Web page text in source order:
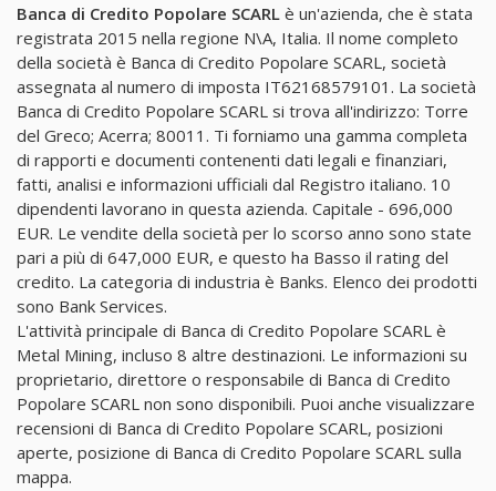
Banca di Credito Popolare SCARL è un'azienda, che è stata
registrata 2015 nella regione N\A, Italia. Il nome completo
della società è Banca di Credito Popolare SCARL, società
assegnata al numero di imposta IT62168579101. La società
Banca di Credito Popolare SCARL si trova all'indirizzo: Torre
del Greco; Acerra; 80011. Ti forniamo una gamma completa
di rapporti e documenti contenenti dati legali e finanziari,
fatti, analisi e informazioni ufficiali dal Registro italiano. 10
dipendenti lavorano in questa azienda. Capitale - 696,000
EUR. Le vendite della società per lo scorso anno sono state
pari a più di 647,000 EUR, e questo ha Basso il rating del
credito. La categoria di industria è Banks. Elenco dei prodotti
sono Bank Services.
L'attività principale di Banca di Credito Popolare SCARL è
Metal Mining, incluso 8 altre destinazioni. Le informazioni su
proprietario, direttore o responsabile di Banca di Credito
Popolare SCARL non sono disponibili. Puoi anche visualizzare
recensioni di Banca di Credito Popolare SCARL, posizioni
aperte, posizione di Banca di Credito Popolare SCARL sulla
mappa.